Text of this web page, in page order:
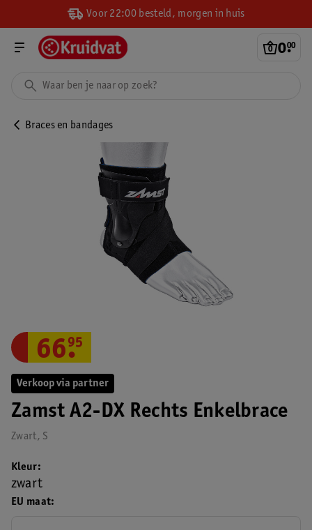
Voor 22:00 besteld, morgen in huis
0.
00
Braces en bandages
Verkoop via partner
Zamst A2-DX Rechts Enkelbrace
Zwart, S
66.
95
EU maat
Kleur
zwart